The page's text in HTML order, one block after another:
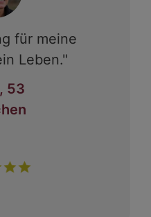
für meine
Leben."
53